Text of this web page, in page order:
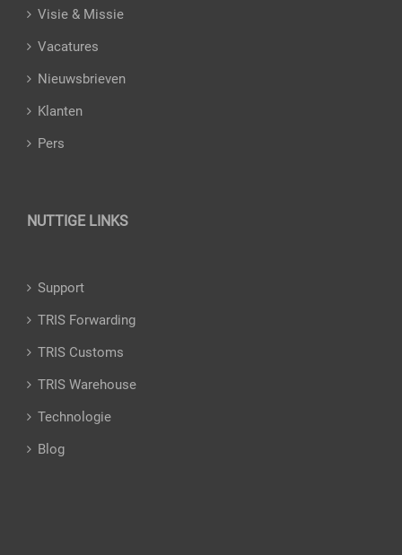
Visie & Missie
Vacatures
Nieuwsbrieven
Klanten
Pers
NUTTIGE LINKS
Support
TRIS Forwarding
TRIS Customs
TRIS Warehouse
Technologie
Blog